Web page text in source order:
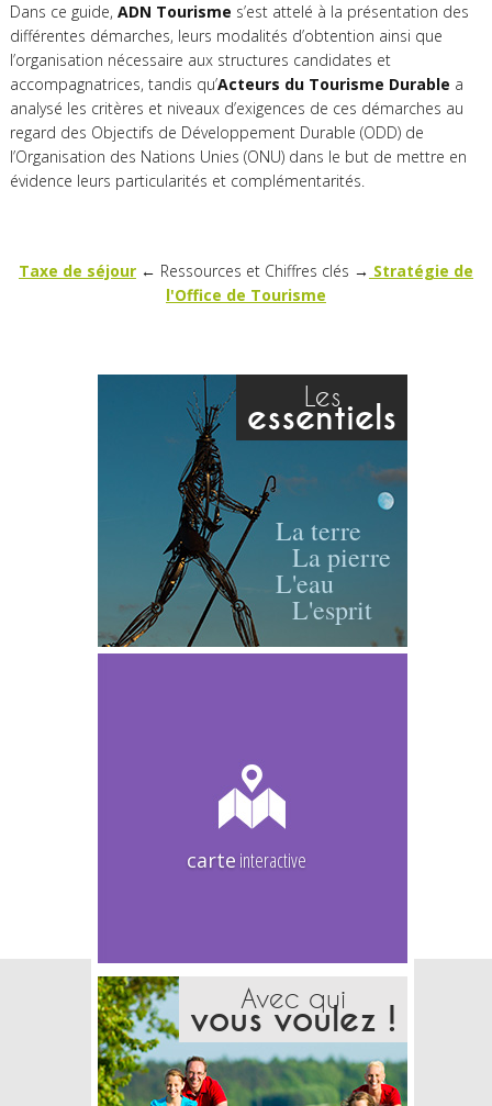
Dans ce guide, ADN Tourisme s’est attelé à la présentation des
différentes démarches, leurs modalités d’obtention ainsi que
l’organisation nécessaire aux structures candidates et
accompagnatrices, tandis qu’Acteurs du Tourisme Durable a
analysé les critères et niveaux d’exigences de ces démarches au
regard des Objectifs de Développement Durable (ODD) de
l’Organisation des Nations Unies (ONU) dans le but de mettre en
évidence leurs particularités et complémentarités.
Taxe de séjour← Ressources et Chiffres clés → Stratégie de
l'Office de Tourisme
Les
essentiels
La terre
La pierre
L'eau
L'esprit
carte interactive
Avec qui
vous voulez !